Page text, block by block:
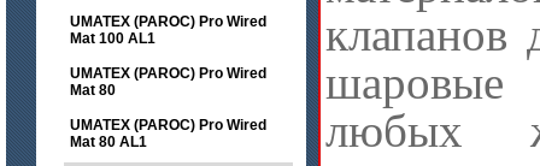
UMATEX (PAROC) Pro Wired
Mat 100 AL1
UMATEX (PAROC) Pro Wired
Mat 80
UMATEX (PAROC) Pro Wired
Mat 80 AL1
клапанов
любых